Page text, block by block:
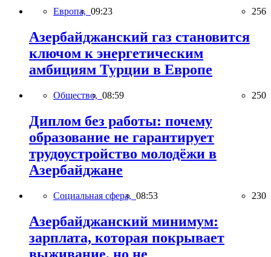
Европа, 09:23 256
Азербайджанский газ становится
ключом к энергетическим
амбициям Турции в Европе
Общество, 08:59 250
Диплом без работы: почему
образование не гарантирует
трудоустройство молодёжи в
Азербайджане
Социальная сфера, 08:53 230
Азербайджанский минимум:
зарплата, которая покрывает